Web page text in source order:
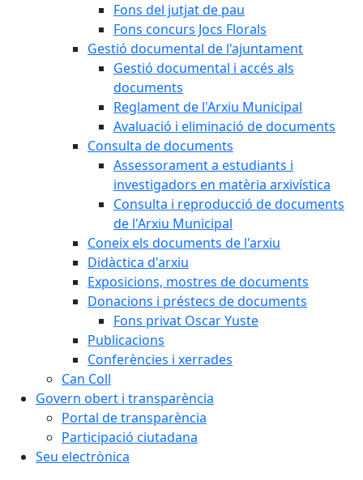
Fons del jutjat de pau
Fons concurs Jocs Florals
Gestió documental de l'ajuntament
Gestió documental i accés als
documents
Reglament de l'Arxiu Municipal
Avaluació i eliminació de documents
Consulta de documents
Assessorament a estudiants i
investigadors en matèria arxivística
Consulta i reproducció de documents
de l'Arxiu Municipal
Coneix els documents de l'arxiu
Didàctica d'arxiu
Exposicions, mostres de documents
Donacions i préstecs de documents
Fons privat Oscar Yuste
Publicacions
Conferències i xerrades
Can Coll
Govern obert i transparència
Portal de transparència
Participació ciutadana
Seu electrònica